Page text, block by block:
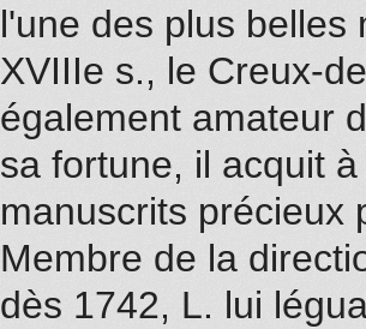
l'une des plus belles
XVIIIe s., le Creux-
également amateur
sa fortune, il acquit
manuscrits précieux
Membre de la
dès 1742, L. lui